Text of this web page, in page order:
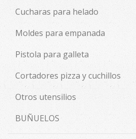
Cucharas para helado
Moldes para empanada
Pistola para galleta
Cortadores pizza y cuchillos
Otros utensilios
BUÑUELOS